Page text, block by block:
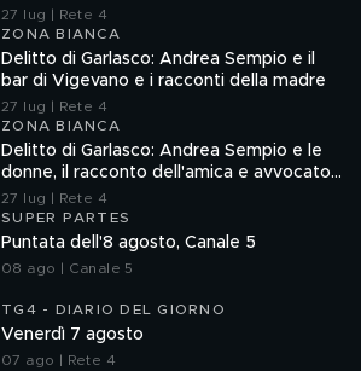
27 lug | Rete 4
ZONA BIANCA
Delitto di Garlasco: Andrea Sempio e il
bar di Vigevano e i racconti della madre
27 lug | Rete 4
ZONA BIANCA
Delitto di Garlasco: Andrea Sempio e le
donne, il racconto dell'amica e avvocato
Angela Taccia
27 lug | Rete 4
SUPER PARTES
Puntata dell'8 agosto, Canale 5
08 ago | Canale 5
TG4 - DIARIO DEL GIORNO
Venerdì 7 agosto
07 ago | Rete 4